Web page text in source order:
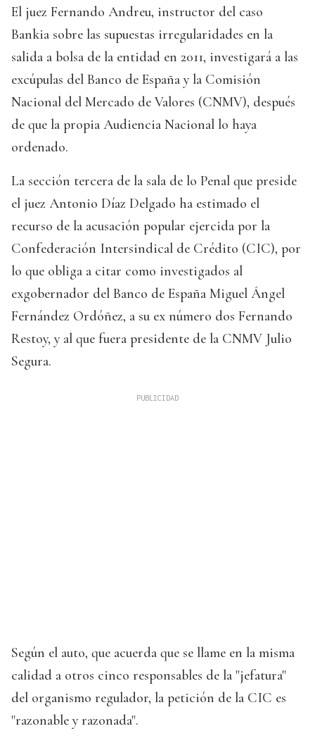
El juez Fernando Andreu, instructor del caso
Bankia sobre las supuestas irregularidades en la
salida a bolsa de la entidad en 2011, investigará a las
excúpulas del Banco de España y la Comisión
Nacional del Mercado de Valores (CNMV), después
de que la propia Audiencia Nacional lo haya
ordenado.
La sección tercera de la sala de lo Penal que preside
el juez Antonio Díaz Delgado ha estimado el
recurso de la acusación popular ejercida por la
Confederación Intersindical de Crédito (CIC), por
lo que obliga a citar como investigados al
exgobernador del Banco de España Miguel Ángel
Fernández Ordóñez, a su ex número dos Fernando
Restoy, y al que fuera presidente de la CNMV Julio
Segura.
Según el auto, que acuerda que se llame en la misma
calidad a otros cinco responsables de la "jefatura"
del organismo regulador, la petición de la CIC es
"razonable y razonada".